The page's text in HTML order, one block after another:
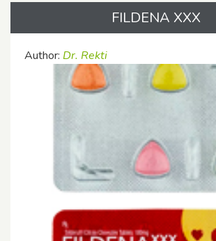
FILDENA XXX
Author: Dr. Rekti